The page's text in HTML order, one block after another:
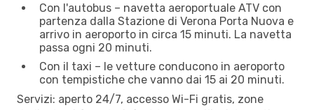
Con l'autobus – navetta aeroportuale ATV con
partenza dalla Stazione di Verona Porta Nuova e
arrivo in aeroporto in circa 15 minuti. La navetta
passa ogni 20 minuti.
Con il taxi – le vetture conducono in aeroporto
con tempistiche che vanno dai 15 ai 20 minuti.
Servizi: aperto 24/7, accesso Wi-Fi gratis, zone